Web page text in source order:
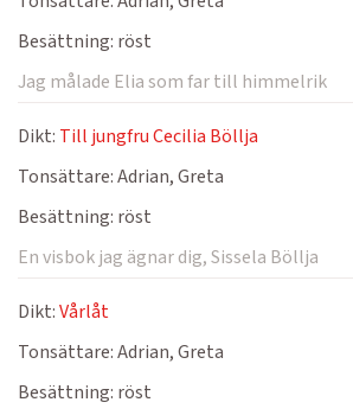
Besättning: röst
Jag målade Elia som far till himmelrik
Dikt: Till jungfru Cecilia Böllja
Tonsättare:Adrian, Greta
Besättning: röst
En visbok jag ägnar dig, Sissela Böllja
Dikt:Vårlåt
Tonsättare:Adrian, Greta
Besättning: röst